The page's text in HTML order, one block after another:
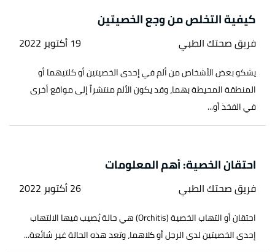
كيفية التخلص من وجع الخصيتين
فريق صحتك الطبي 19 أكتوبر 2022
يشكو بعض الأشخاص من ألم في إحدى الخصيتين أو كلتيهما أو
المنطقة المحيطة بهما، وقد يكون الألم منتشراً إلى مواقع أخرى
في الفخذ أو...
احتقان الخصية: أهم المعلومات
فريق صحتك الطبي 26 أكتوبر 2022
احتقان أو التهاب الخصية (Orchitis) هي حالة يُصيب فيها الالتهاب
إحدى الخصيتين لدى الرجل أو كلاهما، وتعد هذه الحالة غير شائعة...